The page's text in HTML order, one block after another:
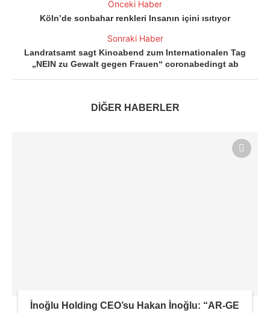
Önceki Haber
Köln’de sonbahar renkleri Insanın içini ısıtıyor
Sonraki Haber
Landratsamt sagt Kinoabend zum Internationalen Tag
„NEIN zu Gewalt gegen Frauen“ coronabedingt ab
DİĞER HABERLER
İnoğlu Holding CEO’su Hakan İnoğlu: “AR-GE